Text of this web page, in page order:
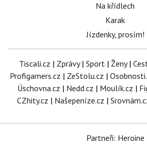
Na křídlech
Karak
Jízdenky, prosím!
Tiscali.cz | Zprávy| Sport | Ženy|
Profigamers.cz | ZeStolu.cz |
Úschovna.cz | Nedd.cz | Moulík.cz |
CZhity.cz | Našepeníze.cz |
Partneři: Heroine